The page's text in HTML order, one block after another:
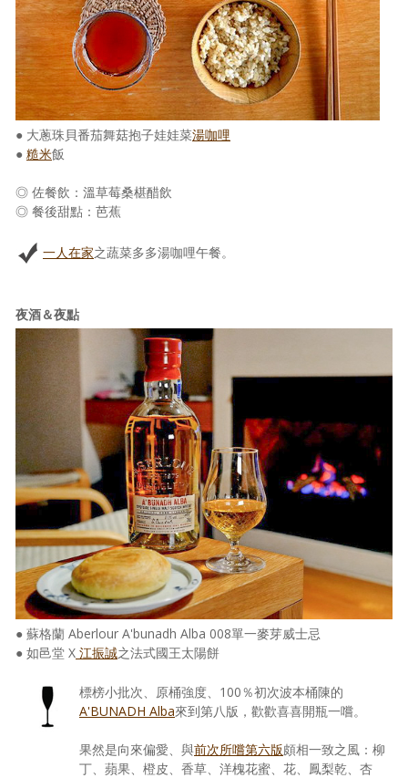
● 大蔥珠貝番茄舞菇抱子娃娃菜湯咖哩
● 糙米飯
◎ 佐餐飲：溫草莓桑椹醋飲
◎ 餐後甜點：芭蕉
一人在家之蔬菜多多湯咖哩午餐。
夜酒＆夜點
● 蘇格蘭 Aberlour A'bunadh Alba 008單一麥芽威士忌
● 如邑堂 X 江振誠之法式國王太陽餅
標榜小批次、原桶強度、100％初次波本桶陳的
A'BUNADH Alba來到第八版，歡歡喜喜開瓶一嚐。
果然是向來偏愛、與前次所嚐第六版頗相一致之風：柳
丁、蘋果、橙皮、香草、洋槐花蜜、花、鳳梨乾、杏